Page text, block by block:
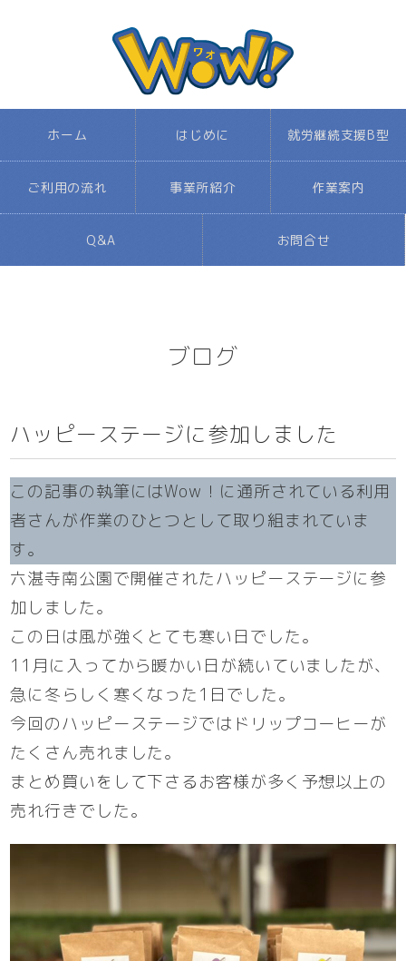
ホーム はじめに 就労継続支援B型
ご利用の流れ 事業所紹介 作業案内
Q&A お問合せ
ブログ
ハッピーステージに参加しました
この記事の執筆にはWow！に通所されている利用
者さんが作業のひとつとして取り組まれていま
す。
六湛寺南公園で開催されたハッピーステージに参
加しました。
この日は風が強くとても寒い日でした。
11月に入ってから暖かい日が続いていましたが、
急に冬らしく寒くなった1日でした。
今回のハッピーステージではドリップコーヒーが
たくさん売れました。
まとめ買いをして下さるお客様が多く予想以上の
売れ行きでした。